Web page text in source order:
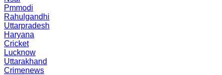
Pmmodi
Rahulgandhi
Uttarpradesh
Haryana
Cricket
Lucknow
Uttarakhand
Crimenews